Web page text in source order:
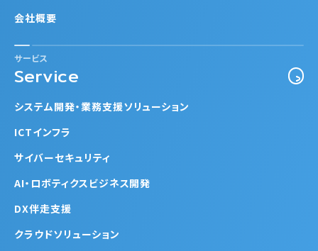
会社概要
サービス
Service
システム開発・業務支援ソリューション
ICTインフラ
サイバーセキュリティ
AI・ロボティクスビジネス開発
DX伴走支援
クラウドソリューション